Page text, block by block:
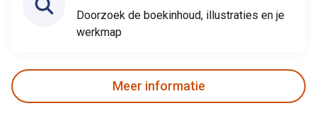
Doorzoek de boekinhoud, illustraties en je
werkmap
Meer informatie